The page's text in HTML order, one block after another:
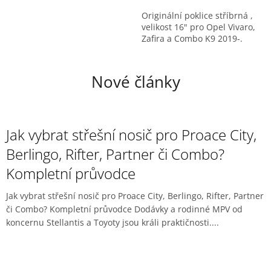
Originální poklice stříbrná ,
velikost 16" pro Opel Vivaro,
Zafira a Combo K9 2019-.
Nové články
Jak vybrat střešní nosič pro Proace City,
Berlingo, Rifter, Partner či Combo?
Kompletní průvodce
Jak vybrat střešní nosič pro Proace City, Berlingo, Rifter, Partner
či Combo? Kompletní průvodce Dodávky a rodinné MPV od
koncernu Stellantis a Toyoty jsou králi praktičnosti....